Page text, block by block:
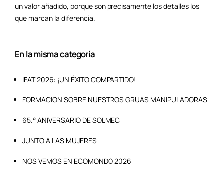
un valor añadido, porque son precisamente los detalles los
que marcan la diferencia.
En la misma categoría
IFAT 2026: ¡UN ÉXITO COMPARTIDO!
FORMACION SOBRE NUESTROS GRUAS MANIPULADORAS
65.° ANIVERSARIO DE SOLMEC
JUNTO A LAS MUJERES
NOS VEMOS EN ECOMONDO 2026